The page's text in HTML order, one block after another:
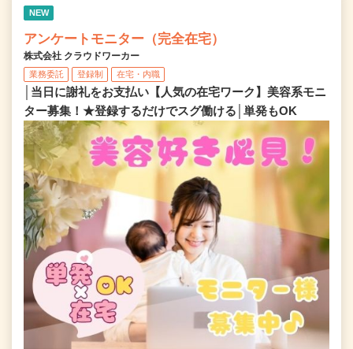
NEW
アンケートモニター（完全在宅）
株式会社 クラウドワーカー
業務委託 登録制 在宅・内職
│当日に謝礼をお支払い【人気の在宅ワーク】美容系モニ
ター募集！★登録するだけでスグ働ける│単発もOK